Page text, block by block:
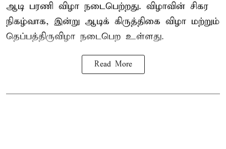
ஆடி பரணி விழா நடைபெற்றது. விழாவின் சிகர
நிகழ்வாக, இன்று ஆடிக் கிருத்திகை விழா மற்றும்
தெப்பத்திருவிழா நடைபெற உள்ளது.
Read More